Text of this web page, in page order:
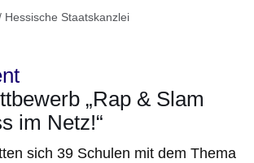
Staatskanzlei
„Rap & Slam
im Netz!“
sich 39 Schulen mit dem Thema